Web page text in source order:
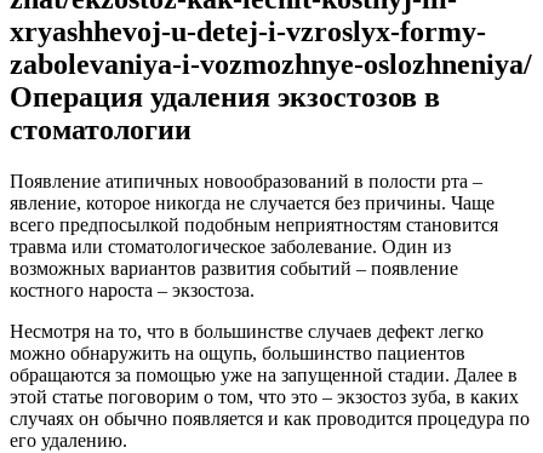
xryashhevoj-u-detej-i-vzroslyx-formy-
zabolevaniya-i-vozmozhnye-oslozhneniya/
Операция удаления экзостозов в
стоматологии
Появление атипичных новообразований в полости рта –
явление, которое никогда не случается без причины. Чаще
всего предпосылкой подобным неприятностям становится
травма или стоматологическое заболевание. Один из
возможных вариантов развития событий – появление
костного нароста – экзостоза.
Несмотря на то, что в большинстве случаев дефект легко
можно обнаружить на ощупь, большинство пациентов
обращаются за помощью уже на запущенной стадии. Далее в
этой статье поговорим о том, что это – экзостоз зуба, в каких
случаях он обычно появляется и как проводится процедура по
его удалению.